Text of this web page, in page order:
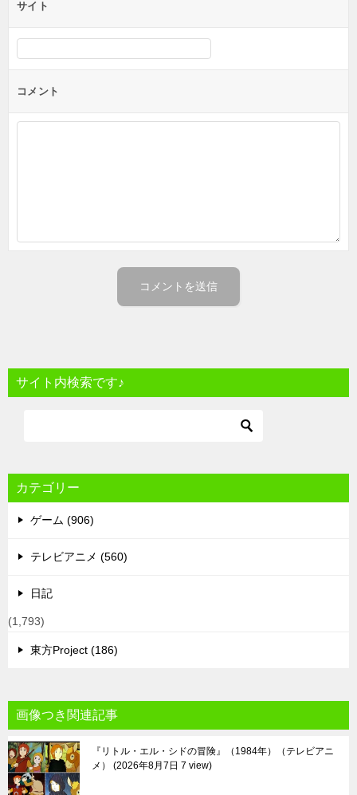
サイト
コメント
サイト内検索です♪
カテゴリー
ゲーム (906)
テレビアニメ (560)
日記
(1,793)
東方Project (186)
画像つき関連記事
『リトル・エル・シドの冒険』（1984年）（テレビアニ
メ）
2026年8月7日 7 view